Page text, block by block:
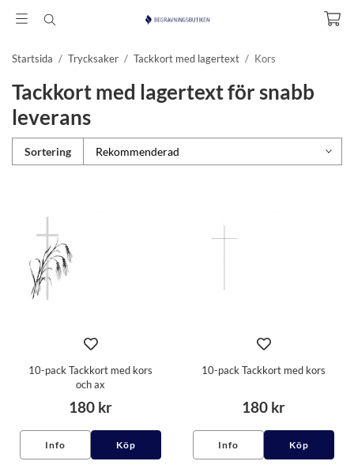
Startsida / Trycksaker / Tackkort med lagertext / Kors
Tackkort med lagertext för snabb
leverans
Sortering
10-pack Tackkort med kors
och ax
180 kr
Info Köp
10-pack Tackkort med kors
180 kr
Info Köp